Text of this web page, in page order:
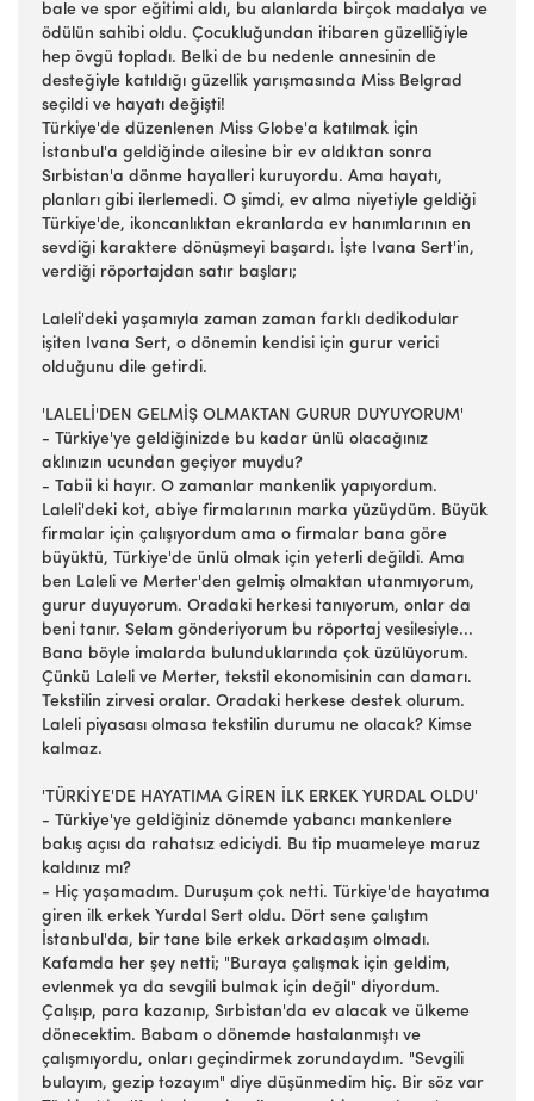
bale ve spor eğitimi aldı, bu alanlarda birçok madalya ve
ödülün sahibi oldu. Çocukluğundan itibaren güzelliğiyle
hep övgü topladı. Belki de bu nedenle annesinin de
desteğiyle katıldığı güzellik yarışmasında Miss Belgrad
seçildi ve hayatı değişti!
Türkiye'de düzenlenen Miss Globe'a katılmak için
İstanbul'a geldiğinde ailesine bir ev aldıktan sonra
Sırbistan'a dönme hayalleri kuruyordu. Ama hayatı,
planları gibi ilerlemedi. O şimdi, ev alma niyetiyle geldiği
Türkiye'de, ikoncanlıktan ekranlarda ev hanımlarının en
sevdiği karaktere dönüşmeyi başardı. İşte Ivana Sert'in,
verdiği röportajdan satır başları;
Laleli'deki yaşamıyla zaman zaman farklı dedikodular
işiten Ivana Sert, o dönemin kendisi için gurur verici
olduğunu dile getirdi.
'LALELİ'DEN GELMİŞ OLMAKTAN GURUR DUYUYORUM'
- Türkiye'ye geldiğinizde bu kadar ünlü olacağınız
aklınızın ucundan geçiyor muydu?
- Tabii ki hayır. O zamanlar mankenlik yapıyordum.
Laleli'deki kot, abiye firmalarının marka yüzüydüm. Büyük
firmalar için çalışıyordum ama o firmalar bana göre
büyüktü, Türkiye'de ünlü olmak için yeterli değildi. Ama
ben Laleli ve Merter'den gelmiş olmaktan utanmıyorum,
gurur duyuyorum. Oradaki herkesi tanıyorum, onlar da
beni tanır. Selam gönderiyorum bu röportaj vesilesiyle...
Bana böyle imalarda bulunduklarında çok üzülüyorum.
Çünkü Laleli ve Merter, tekstil ekonomisinin can damarı.
Tekstilin zirvesi oralar. Oradaki herkese destek olurum.
Laleli piyasası olmasa tekstilin durumu ne olacak? Kimse
kalmaz.
'TÜRKİYE'DE HAYATIMA GİREN İLK ERKEK YURDAL OLDU'
- Türkiye'ye geldiğiniz dönemde yabancı mankenlere
bakış açısı da rahatsız ediciydi. Bu tip muameleye maruz
kaldınız mı?
- Hiç yaşamadım. Duruşum çok netti. Türkiye'de hayatıma
giren ilk erkek Yurdal Sert oldu. Dört sene çalıştım
İstanbul'da, bir tane bile erkek arkadaşım olmadı.
Kafamda her şey netti; "Buraya çalışmak için geldim,
evlenmek ya da sevgili bulmak için değil" diyordum.
Çalışıp, para kazanıp, Sırbistan'da ev alacak ve ülkeme
dönecektim. Babam o dönemde hastalanmıştı ve
çalışmıyordu, onları geçindirmek zorundaydım. "Sevgili
bulayım, gezip tozayım" diye düşünmedim hiç. Bir söz var